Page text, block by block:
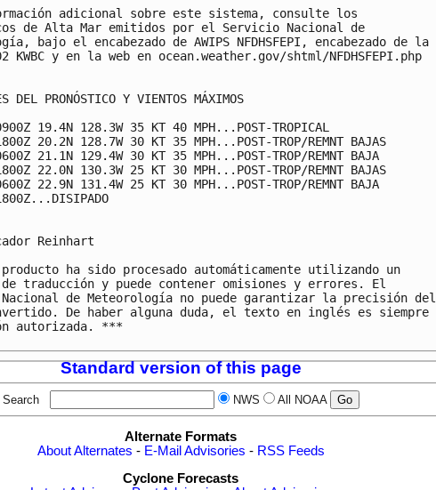
adicional sobre este sistema, consulte los
de Alta Mar emitidos por el Servicio Nacional de
bajo el encabezado de AWIPS NFDHSFEPI, encabezado de la
KWBC y en la web en ocean.weather.gov/shtml/NFDHSFEPI.php
DEL PRONÓSTICO Y VIENTOS MÁXIMOS
19.4N 128.3W 35 KT 40 MPH...POST-TROPICAL
20.2N 128.7W 30 KT 35 MPH...POST-TROP/REMNT BAJAS
21.1N 129.4W 30 KT 35 MPH...POST-TROP/REMNT BAJA
22.0N 130.3W 25 KT 30 MPH...POST-TROP/REMNT BAJAS
22.9N 131.4W 25 KT 30 MPH...POST-TROP/REMNT BAJA
Reinhart
ha sido procesado automáticamente utilizando un
de traducción y puede contener omisiones y errores. El
de Meteorología no puede garantizar la precisión del
De haber alguna duda, el texto en inglés es siempre
autorizada. ***
Standard version of this page
Search NWS All NOAA
Alternate Formats
About Alternates - E-Mail Advisories - RSS Feeds
Cyclone Forecasts